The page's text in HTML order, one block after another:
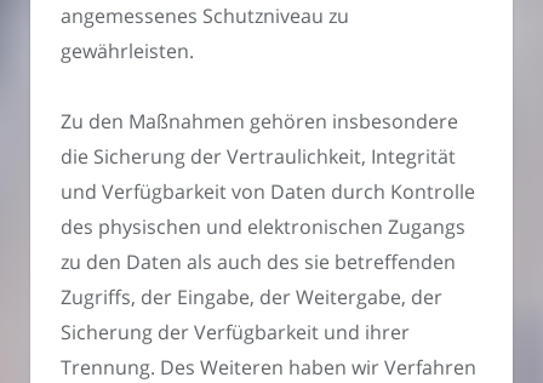
angemessenes Schutzniveau zu
gewährleisten.
Zu den Maßnahmen gehören insbesondere
die Sicherung der Vertraulichkeit, Integrität
und Verfügbarkeit von Daten durch Kontrolle
des physischen und elektronischen Zugangs
zu den Daten als auch des sie betreffenden
Zugriffs, der Eingabe, der Weitergabe, der
Sicherung der Verfügbarkeit und ihrer
Trennung. Des Weiteren haben wir Verfahren